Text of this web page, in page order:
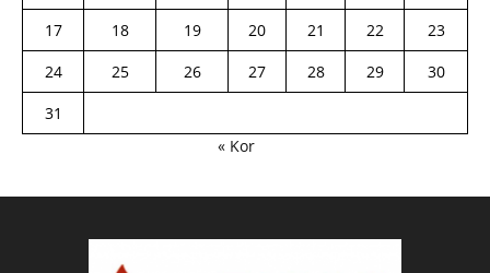
17
18 19 20 21 22
23
24
25 26 27 28 29
30
31
« Kor